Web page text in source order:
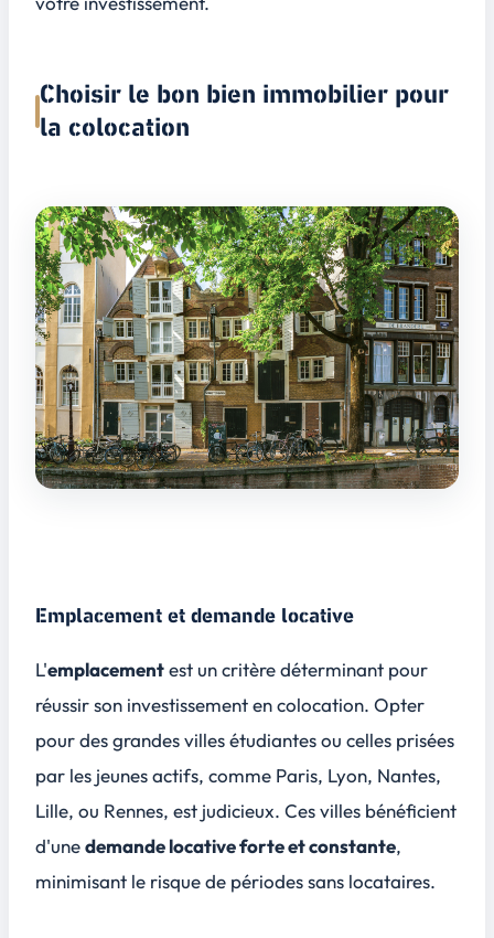
Choisir le bon bien immobilier pour
la colocation
Emplacement et demande locative
L'emplacementest un critère déterminant pour
réussir son investissement en colocation. Opter
pour desgrandes villes étudiantesou celles prisées
par les jeunes actifs, comme Paris, Lyon, Nantes,
Lille, ou Rennes, est judicieux. Ces villes bénéficient
d'unedemande locative forte et constante,
minimisant le risque de périodes sans locataires.